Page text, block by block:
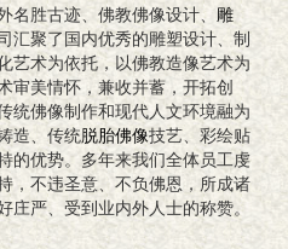
名胜古迹、佛教佛像设计、 雕
汇聚了国内优秀的雕塑设计、制
艺术为依托，以佛教造像艺术为
审美情怀，兼收并蓄，开拓创
统佛像制作和现代人文环境融为
造、传统脱胎佛像技艺、彩绘贴
的优势。多年来我们全体员工虔
，不违圣意、不负佛恩，所成诸
庄严、受到业内外人士的称赞。